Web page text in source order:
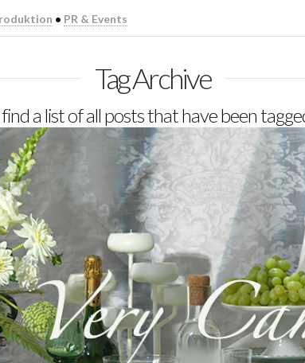
• PR & Events
Tag Archive
a list of all posts that have been